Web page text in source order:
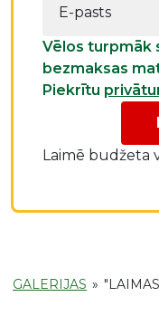
GALERIJAS »
Vēlos turpmāk
bezmaksas
Piekrītu
Laimē budžeta